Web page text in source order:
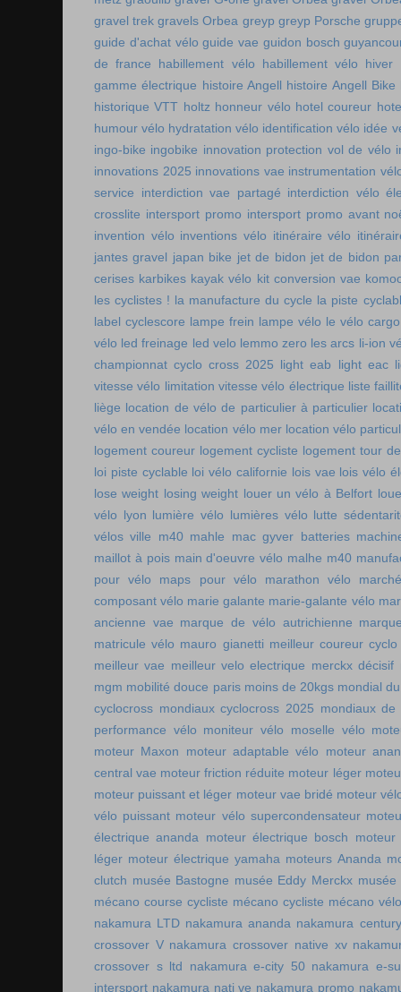
gravel trek gravels Orbea greyp greyp Porsche
guide d'achat vélo guide vae guidon bosch
de france
habillement vélo habillement vélo hiver
gamme électrique histoire Angell histoire Angell Bike
historique VTT holtz honneur vélo hotel coureur
humour vélo hydratation vélo identification vélo idée
ingo-bike ingobike innovation protection vol de vélo
innovations 2025 innovations vae instrumentation
service
interdiction vae partagé interdiction vélo
crosslite intersport promo intersport promo avant
invention vélo inventions vélo itinéraire vélo
jantes gravel japan bike jet de bidon jet de bidon
cerises karbikes kayak vélo kit conversion vae
les cyclistes ! la manufacture du cycle la piste
label cyclescore lampe frein lampe vélo le vélo
vélo led freinage led velo lemmo zero les arcs li-ion
championnat cyclo cross 2025 light eab light eac
vitesse vélo limitation vitesse vélo électrique liste
liège location de vélo de particulier à particulier
vélo en vendée location vélo mer location vélo
logement coureur logement cycliste logement tour
loi piste cyclable loi vélo californie lois vae lois vélo
lose weight losing weight louer un vélo à Belfort
vélo lyon lumière vélo lumières vélo lutte
vélos ville
m40 mahle mac gyver batteries
maillot à pois main d'oeuvre vélo malhe m40
pour vélo
maps pour vélo marathon vélo
composant vélo marie galante marie-galante vélo
ancienne vae marque de vélo autrichienne
matricule vélo mauro gianetti meilleur coureur
meilleur vae meilleur velo electrique merckx décisif
mgm mobilité douce paris moins de 20kgs mondial
cyclocross mondiaux cyclocross 2025 mondiaux de
performance vélo moniteur vélo moselle vélo
moteur Maxon
moteur adaptable vélo
moteur
central vae moteur friction réduite moteur léger
moteur puissant et léger moteur vae bridé moteur
vélo puissant moteur vélo supercondensateur
électrique ananda
moteur électrique bosch
moteur
léger moteur électrique yamaha moteurs Ananda
clutch musée Bastogne musée Eddy Merckx
mécano course cycliste mécano cycliste mécano vélo
nakamura LTD nakamura ananda nakamura
crossover V nakamura crossover native xv
crossover s ltd
nakamura e-city 50 nakamura e-
intersport nakamura nati ve nakamura promo